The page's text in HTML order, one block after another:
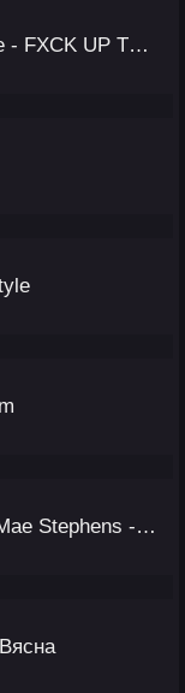
LISA (BLACKPINK), Future - FXCK UP THE WORLD
Alok, The Chainsmokers, Mae Stephens - Jungle